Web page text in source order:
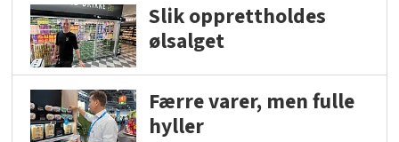
Slik opprettholdes
ølsalget
Færre varer, men fulle
hyller